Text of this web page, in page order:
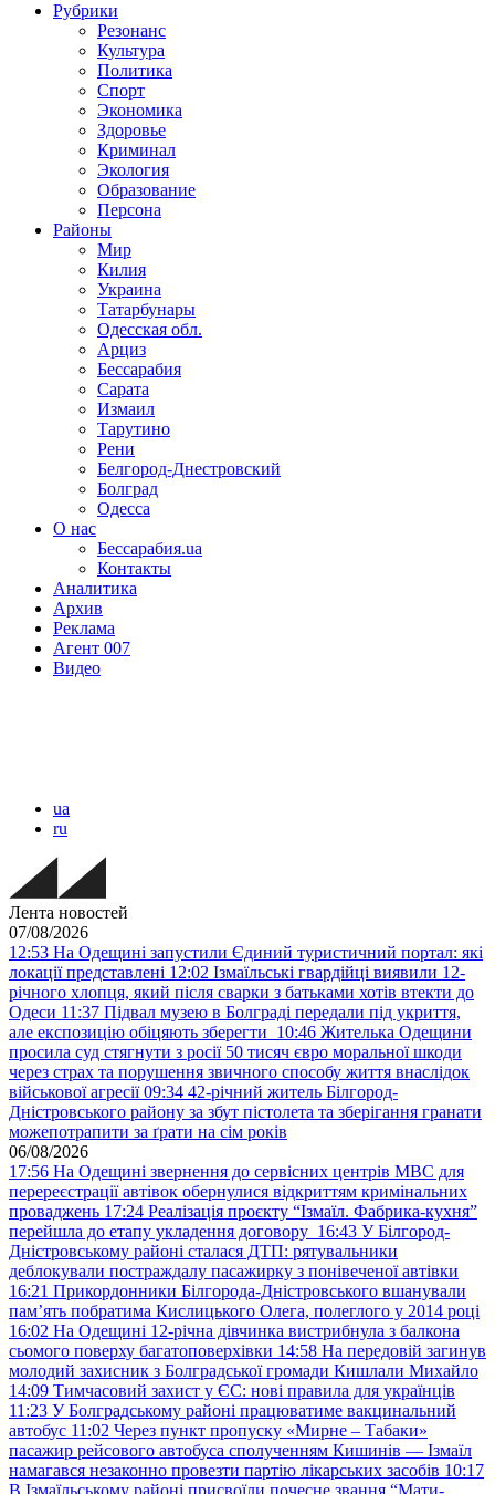
Рубрики
Резонанс
Культура
Политика
Спорт
Экономика
Здоровье
Криминал
Экология
Образование
Персона
Районы
Мир
Килия
Украина
Татарбунары
Одесская обл.
Арциз
Бессарабия
Сарата
Измаил
Тарутино
Рени
Белгород-Днестровский
Болград
Одесса
О нас
Бессарабия.ua
Контакты
Аналитика
Архив
Реклама
Агент 007
Видео
ua
ru
Лента новостей
07/08/2026
12:53 На Одещині запустили Єдиний туристичний портал: які
локації представлені 12:02 Ізмаїльські гвардійці виявили 12-
річного хлопця, який після сварки з батьками хотів втекти до
Одеси 11:37 Підвал музею в Болграді передали під укриття,
але експозицію обіцяють зберегти 10:46 Жителька Одещини
просила суд стягнути з росії 50 тисяч євро моральної шкоди
через страх та порушення звичного способу життя внаслідок
військової агресії 09:34 42-річний житель Білгород-
Дністровського району за збут пістолета та зберігання гранати
можепотрапити за ґрати на сім років
06/08/2026
17:56 На Одещині звернення до сервісних центрів МВС для
перереєстрації автівок обернулися відкриттям кримінальних
проваджень 17:24 Реалізація проєкту “Ізмаїл. Фабрика-кухня”
перейшла до етапу укладення договору 16:43 У Білгород-
Дністровському районі сталася ДТП: рятувальники
деблокували постраждалу пасажирку з понівеченої автівки
16:21 Прикордонники Білгорода-Дністровського вшанували
пам’ять побратима Кислицького Олега, полеглого у 2014 році
16:02 На Одещині 12-річна дівчинка вистрибнула з балкона
сьомого поверху багатоповерхівки 14:58 На передовій загинув
молодий захисник з Болградської громади Кишлали Михайло
14:09 Тимчасовий захист у ЄС: нові правила для українців
11:23 У Болградському районі працюватиме вакцинальний
автобус 11:02 Через пункт пропуску «Мирне – Табаки»
пасажир рейсового автобуса сполученням Кишинів — Ізмаїл
намагався незаконно провезти партію лікарських засобів 10:17
В Ізмаїльському районі присвоїли почесне звання “Мати-